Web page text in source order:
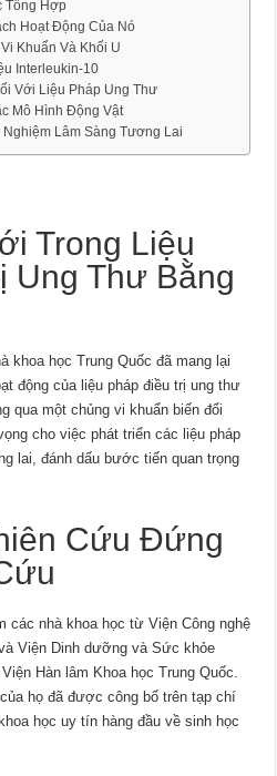
Tổng Hợp
Hoạt Động Của Nó
Khuẩn Và Khối U
Interleukin-10
Với Liệu Pháp Ung Thư
Mô Hình Động Vật
Lâm Sàng Tương Lai
Trong Liệu
Ung Thư Bằng
khoa học Trung Quốc đã mang lại
động của liệu pháp điều trị ung thư
qua một chủng vi khuẩn biến đổi
cho việc phát triển các liệu pháp
lai, đánh dấu bước tiến quan trọng
Cứu Đứng
các nhà khoa học từ Viện Công nghệ
Viện Dinh dưỡng và Sức khỏe
Hàn lâm Khoa học Trung Quốc.
họ đã được công bố trên tạp chí
học uy tín hàng đầu về sinh học